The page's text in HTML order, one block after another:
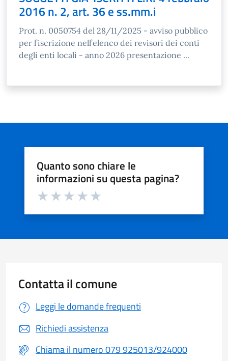
2016 n. 2, art. 36 e ss.mm.i
Prot. n. 0050754 del 28/11/2025 - avviso pubblico
per l’iscrizione nell’elenco dei revisori dei conti
degli enti locali - anno 2026 presentazione ...
Quanto sono chiare le
informazioni su questa pagina?
Valuta da 1 a 5 stelle la pagina
Contatta il comune
Leggi le domande frequenti
Richiedi assistenza
Chiama il numero 079 925013/924000